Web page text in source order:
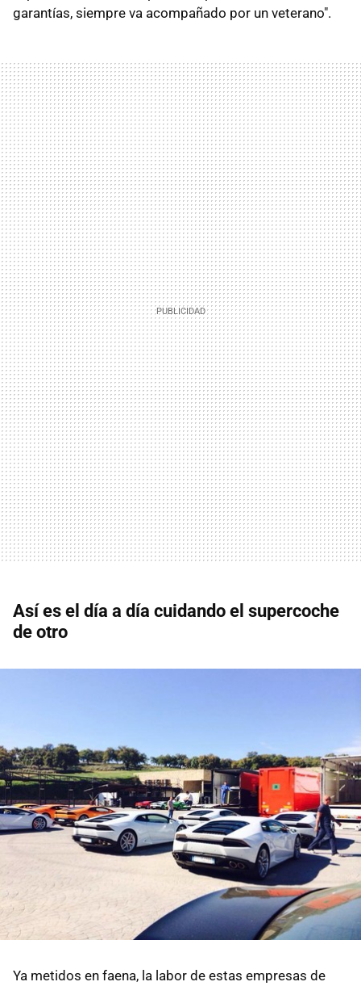
garantías, siempre va acompañado por un veterano".
Así es el día a día cuidando el supercoche
de otro
Ya metidos en faena, la labor de estas empresas de